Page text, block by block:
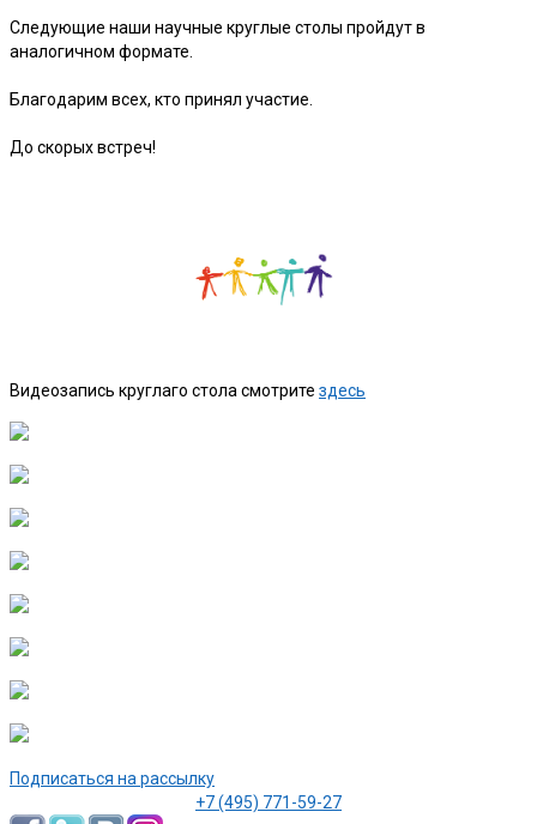
Следующие наши научные круглые столы пройдут в
аналогичном формате.
Благодарим всех, кто принял участие.
До скорых встреч!
Видеозапись круглаго стола смотрите здесь
Подписаться на рассылку
+7 (495) 771-59-27